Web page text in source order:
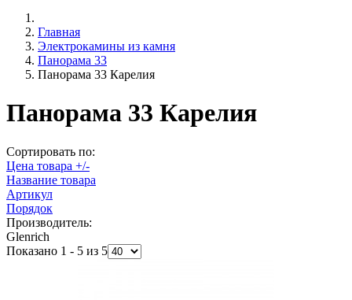
Главная
Электрокамины из камня
Панорама 33
Панорама 33 Карелия
Панорама 33 Карелия
Сортировать по:
Цена товара +/-
Название товара
Артикул
Порядок
Производитель:
Glenrich
Показано 1 - 5 из 5